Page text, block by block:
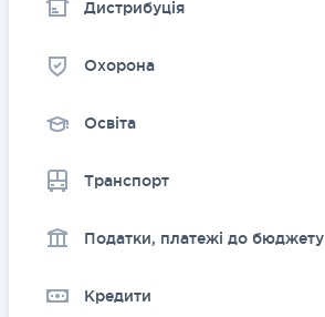
Дистрибуція
Охорона
Освіта
Транспорт
Податки, платежі до бюджету
Кредити